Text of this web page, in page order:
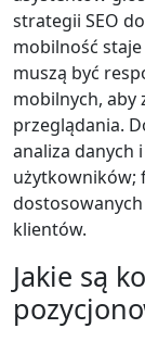
strategii SEO
mobilność
muszą być
mobilnych,
przeglądania.
analiza danych
użytkowników;
klientów.
Jakie są